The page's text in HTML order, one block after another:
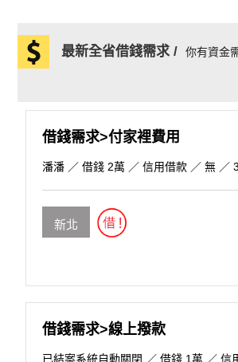
最新全省借錢需求 / 你有資金
借錢需求>付家裡費用
潘潘 ／ 借錢 2萬 ／ 信用借款 ／ 無 ／
新北
借錢需求>線上撥款
已結案系統自動關閉 ／ 借錢 1萬 ／ 信